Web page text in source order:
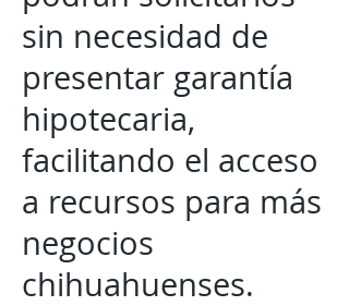
sin necesidad de
presentar garantía
hipotecaria,
facilitando el acceso
a recursos para más
negocios
chihuahuenses.